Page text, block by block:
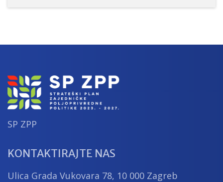
SP ZPP
KONTAKTIRAJTE NAS
Ulica Grada Vukovara 78, 10 000 Zagreb